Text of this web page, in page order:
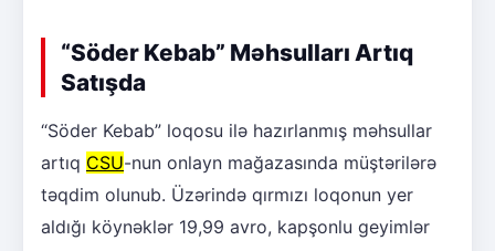
“Söder Kebab” Məhsulları Artıq
Satışda
“Söder Kebab” loqosu ilə hazırlanmış məhsullar
artıq CSU-nun onlayn mağazasında müştərilərə
təqdim olunub. Üzərində qırmızı loqonun yer
aldığı köynəklər 19,99 avro, kapşonlu geyimlər